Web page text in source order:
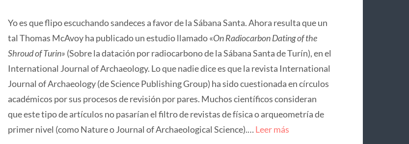
Yo es que flipo escuchando sandeces a favor de la Sábana Santa. Ahora resulta que un
tal Thomas McAvoy ha publicado un estudio llamado «On Radiocarbon Dating of the
Shroud of Turin» (Sobre la datación por radiocarbono de la Sábana Santa de Turín), en el
International Journal of Archaeology. Lo que nadie dice es que la revista International
Journal of Archaeology (de Science Publishing Group) ha sido cuestionada en círculos
académicos por sus procesos de revisión por pares. Muchos científicos consideran
que este tipo de artículos no pasarían el filtro de revistas de física o arqueometría de
primer nivel (como Nature o Journal of Archaeological Science).…Leer más